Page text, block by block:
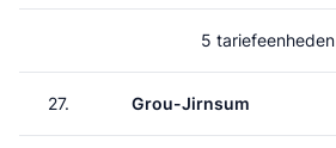
5 tariefeenheden
27. Grou-Jirnsum